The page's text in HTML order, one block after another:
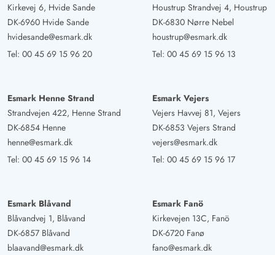
Kirkevej 6, Hvide Sande
DK-6960 Hvide Sande
hvidesande@esmark.dk
Tel: 00 45 69 15 96 20
Houstrup Strandvej 4, Houstrup
DK-6830 Nørre Nebel
houstrup@esmark.dk
Tel: 00 45 69 15 96 13
Esmark Henne Strand
Strandvejen 422, Henne Strand
DK-6854 Henne
henne@esmark.dk
Tel: 00 45 69 15 96 14
Esmark Vejers
Vejers Havvej 81, Vejers
DK-6853 Vejers Strand
vejers@esmark.dk
Tel: 00 45 69 15 96 17
Esmark Blåvand
Blåvandvej 1, Blåvand
DK-6857 Blåvand
blaavand@esmark.dk
Esmark Fanö
Kirkevejen 13C, Fanö
DK-6720 Fanø
fano@esmark.dk